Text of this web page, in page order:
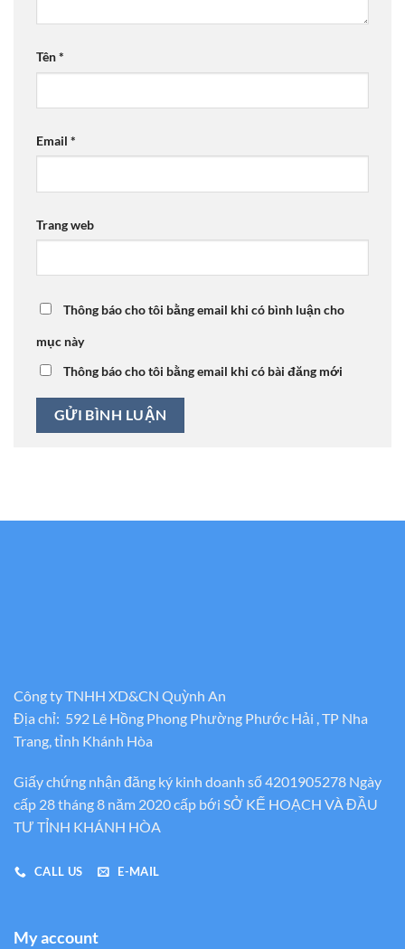
Tên*
Email *
Trang web
Thông báo cho tôi bằng email khi có bình luận cho
mục này
Thông báo cho tôi bằng email khi có bài đăng mới
Công ty TNHH XD&CN Quỳnh An
Địa chỉ: 592 Lê Hồng Phong Phường Phước Hải , TP Nha
Trang, tỉnh Khánh Hòa
Giấy chứng nhận đăng ký kinh doanh số 4201905278 Ngày
cấp 28 tháng 8 năm 2020 cấp bới SỞ KẾ HOẠCH VÀ ĐẦU
TƯ TỈNH KHÁNH HÒA
CALL US E-MAIL
My account